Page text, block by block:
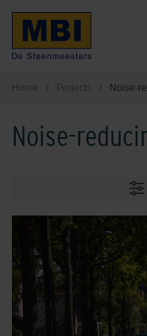
Home / Projects / Noise-
Noise-